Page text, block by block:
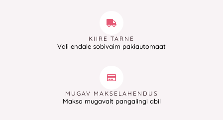
KIIRE TARNE
Vali endale sobivaim pakiautomaat
MUGAV MAKSELAHENDUS
Maksa mugavalt pangalingi abil